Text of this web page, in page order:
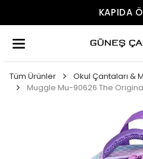
Tüm Ürünler
Okul Çantaları &
Muggle Mu-90626 The